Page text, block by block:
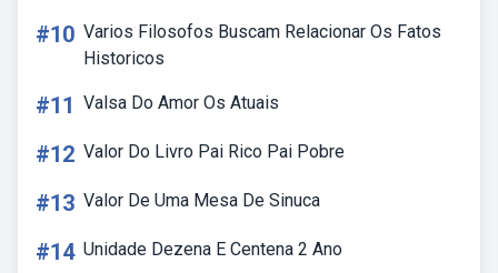
#10 Varios Filosofos Buscam Relacionar Os Fatos
Historicos
#11 Valsa Do Amor Os Atuais
#12 Valor Do Livro Pai Rico Pai Pobre
#13 Valor De Uma Mesa De Sinuca
#14 Unidade Dezena E Centena 2 Ano